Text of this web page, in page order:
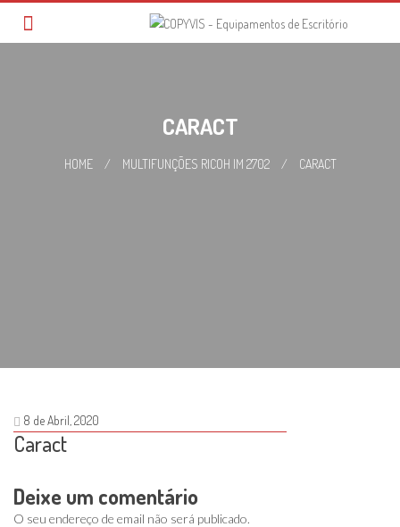
CARACT
HOME / MULTIFUNÇÕES RICOH IM 2702 / CARACT
8 de Abril, 2020
Caract
Deixe um comentário
O seu endereço de email não será publicado.